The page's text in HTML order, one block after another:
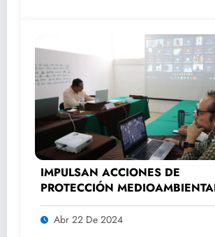
IMPULSAN ACCIONES DE
PROTECCIÓN
Abr 22 De 2024